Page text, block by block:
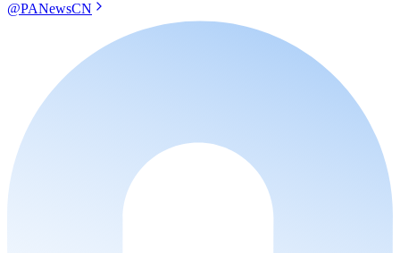
@PANewsCN